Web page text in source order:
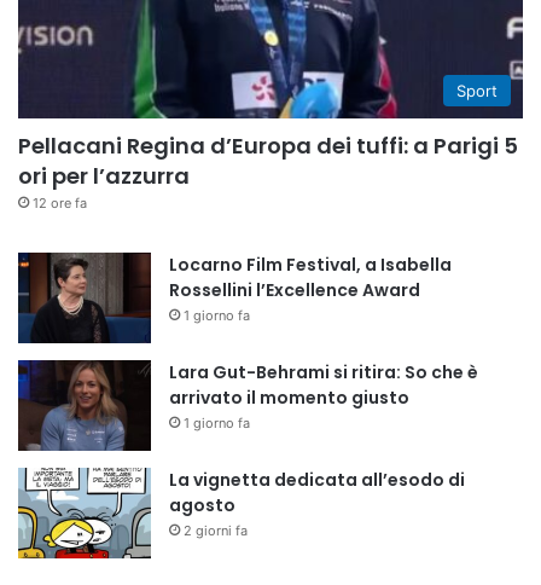
Sport
Pellacani Regina d’Europa dei tuffi: a Parigi 5
ori per l’azzurra
12 ore fa
Locarno Film Festival, a Isabella
Rossellini l’Excellence Award
1 giorno fa
Lara Gut-Behrami si ritira: So che è
arrivato il momento giusto
1 giorno fa
La vignetta dedicata all’esodo di
agosto
2 giorni fa